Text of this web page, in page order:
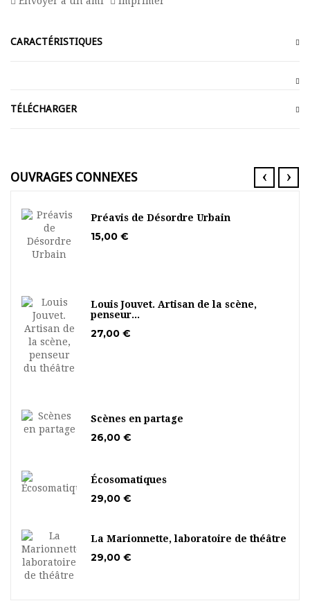
CARACTÉRISTIQUES
TÉLÉCHARGER
OUVRAGES CONNEXES ‹ ›
Préavis de Désordre Urbain
15,00 €
Louis Jouvet. Artisan de la scène,
penseur...
27,00 €
Scènes en partage
26,00 €
Écosomatiques
29,00 €
La Marionnette, laboratoire de théâtre
29,00 €